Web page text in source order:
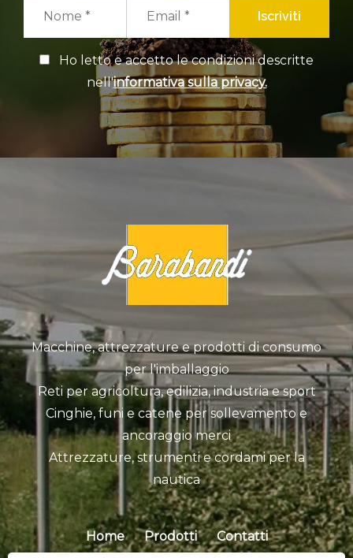
Iscriviti
Ho letto e accetto le condizioni descritte
nell'informativa sulla privacy.
Macchine, attrezzature e prodotti di consumo
per l'imballaggio
Reti per agricoltura, edilizia, industria e sport
Cinghie, funi e catene per sollevamento e
ancoraggio merci
Attrezzature, strumenti e cordami per la
nautica
Home Prodotti Contatti